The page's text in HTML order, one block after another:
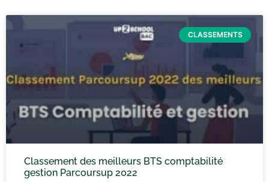
CLASSEMENTS
Classement des meilleurs BTS comptabilité
gestion Parcoursup 2022